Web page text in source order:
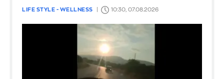
LIFE STYLE - WELLNESS 10:30, 07.08.2026